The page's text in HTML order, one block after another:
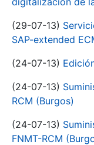
(29-07-13)
SAP-extended
(24-07-13)
(24-07-13)
RCM (Burgos)
(24-07-13)
FNMT-RCM